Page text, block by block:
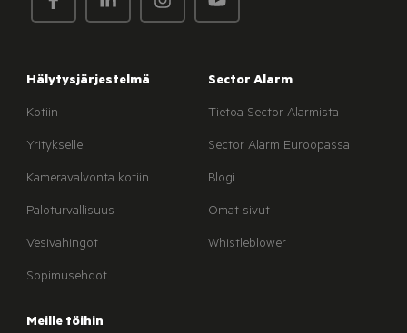
Hälytysjärjestelmä
Kotiin
Yritykselle
Kameravalvonta kotiin
Paloturvallisuus
Vesivahingot
Sopimusehdot
Sector Alarm
Tietoa Sector Alarmista
Sector Alarm Euroopassa
Blogi
Omat sivut
Whistleblower
Meille töihin